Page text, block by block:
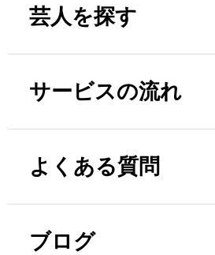
芸人を探す
サービスの流れ
よくある質問
ブログ